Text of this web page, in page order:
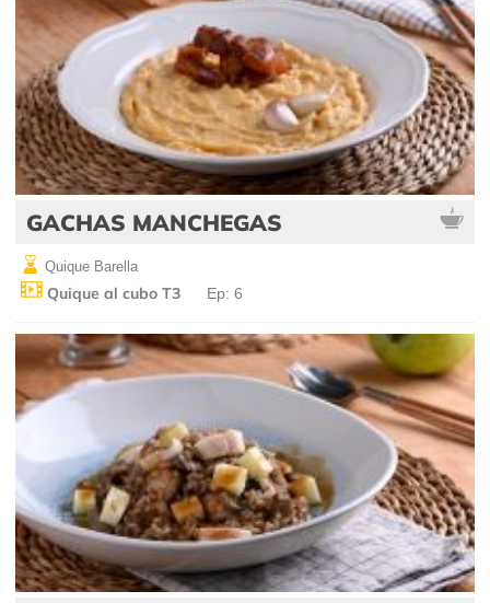
GACHAS MANCHEGAS
Quique Barella
Quique al cubo T3 Ep: 6